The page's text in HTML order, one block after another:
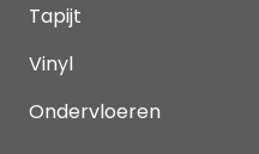
Tapijt
Vinyl
Ondervloeren